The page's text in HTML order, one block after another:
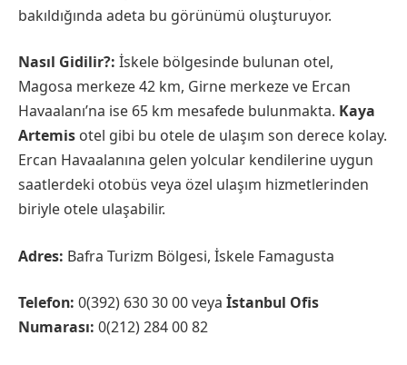
bakıldığında adeta bu görünümü oluşturuyor.
Nasıl Gidilir?: İskele bölgesinde bulunan otel,
Magosa merkeze 42 km, Girne merkeze ve Ercan
Havaalanı’na ise 65 km mesafede bulunmakta. Kaya
Artemis otel gibi bu otele de ulaşım son derece kolay.
Ercan Havaalanına gelen yolcular kendilerine uygun
saatlerdeki otobüs veya özel ulaşım hizmetlerinden
biriyle otele ulaşabilir.
Adres: Bafra Turizm Bölgesi, İskele Famagusta
Telefon: 0(392) 630 30 00 veya İstanbul Ofis
Numarası: 0(212) 284 00 82